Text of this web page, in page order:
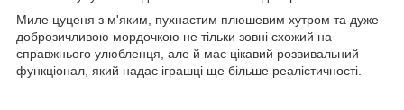
Миле цуценя з м'яким, пухнастим плюшевим хутром та дуже
доброзичливою мордочкою не тільки зовні схожий на
справжнього улюбленця, але й має цікавий розвивальний
функціонал, який надає іграшці ще більше реалістичності.